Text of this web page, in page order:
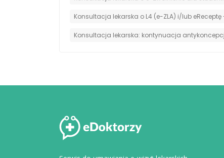
Konsultacja lekarska o L4 (e-ZLA) i/lub eReceptę
⁠Konsultacja lekarska: kontynuacja